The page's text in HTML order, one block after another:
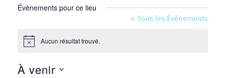
Évènements pour ce lieu
« Tous les Évènements
Notice Aucun résultat trouvé.
À venir